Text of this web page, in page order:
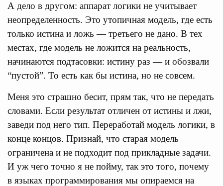
А дело в другом: аппарат логики не учитывает
неопределенность. Это утопичная модель, где есть
только истина и ложь — третьего не дано. В тех
местах, где модель не ложится на реальность,
начинаются подтасовки: истину раз — и обозвали
“пустой”. То есть как бы истина, но не совсем.
Меня это страшно бесит, прям так, что не передать
словами. Если результат отличен от истины и лжи,
заведи под него тип. Переработай модель логики, в
конце концов. Признай, что старая модель
ограничена и не подходит под прикладные задачи.
И уж чего точно я не пойму, так это того, почему
в языках программирования мы опираемся на